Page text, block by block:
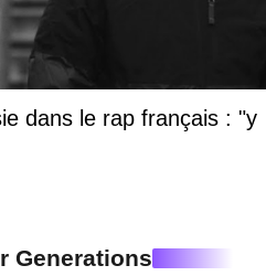
dans le rap français : "y
Generations